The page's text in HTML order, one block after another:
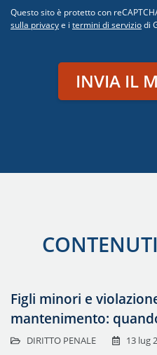
Questo sito è protetto con
sulla privacye i termini di serviziodi
INVIA IL
Figli minori e
mantenimento:
DIRITTO PENALE 13 lug